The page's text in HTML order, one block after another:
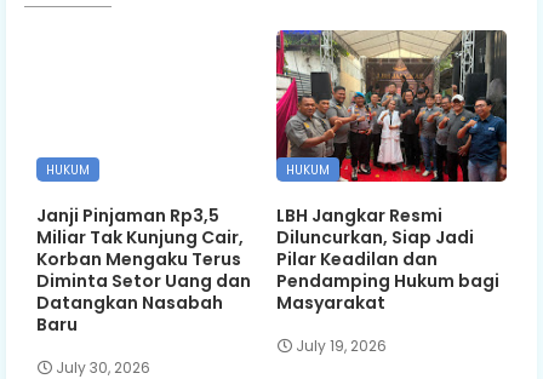
HUKUM
Janji Pinjaman Rp3,5
Miliar Tak Kunjung Cair,
Korban Mengaku Terus
Diminta Setor Uang dan
Datangkan Nasabah
Baru
July 30, 2026
HUKUM
LBH Jangkar Resmi
Diluncurkan, Siap Jadi
Pilar Keadilan dan
Pendamping Hukum bagi
Masyarakat
July 19, 2026